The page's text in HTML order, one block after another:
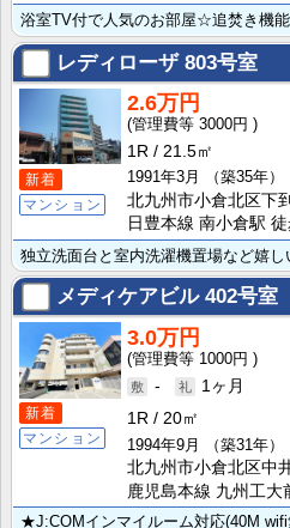
レディローザ803号室
新着
マンション
2.6万円
3000円
1R
21.5㎡
1991年3月
（築35年）
北九州市小倉北区下
日豊本線 南小倉駅
メディケアビル 402号室
新着
マンション
3.0万円
1000円
-
1ヶ月
1R
20㎡
1994年9月
（築31年）
北九州市小倉北区中
鹿児島本線 九州工大